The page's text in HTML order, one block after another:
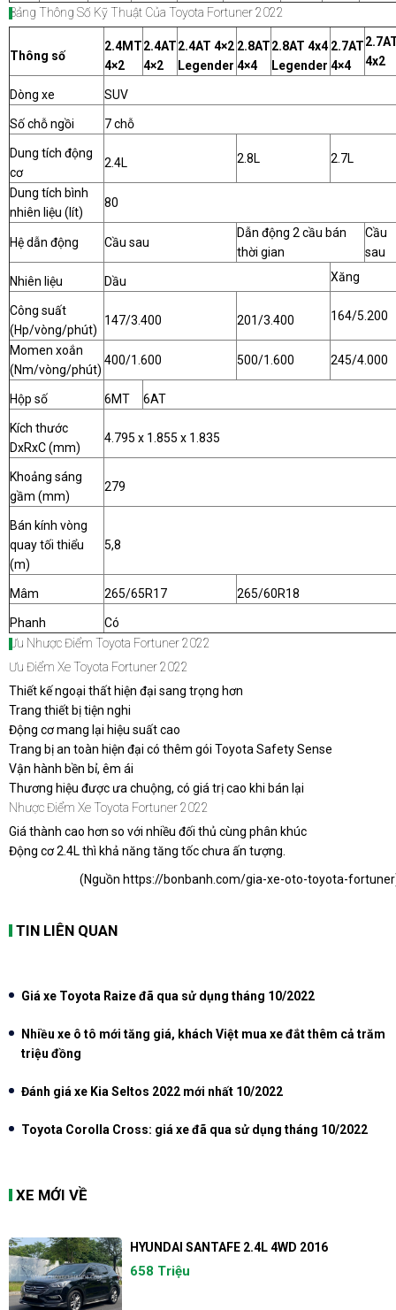
Bảng Thông Số Kỹ Thuật Của Toyota Fortuner 2022
Thông số
2.4MT
4×2
2.4AT
4×2
2.4AT 4×2
Legender
2.8AT
4×4
2.8AT 4x4
Legender
2.7AT
4×4
4x2
Dòng xe SUV
Số chỗ ngồi 7 chỗ
Dung tích động
cơ
2.4L 2.8L 2.7L
Dung tích bình
nhiên liệu (lít)
80
Hệ dẫn động Cầu sau
Dẫn động 2 cầu bán
thời gian
Cầu
sau
Nhiên liệu Dầu Xăng
Công suất
(Hp/vòng/phút)
147/3.400 201/3.400 164/5.200
Momen xoắn
(Nm/vòng/phút)
400/1.600 500/1.600 245/4.000
Hộp số 6MT 6AT
Kích thước
DxRxC (mm)
4.795 x 1.855 x 1.835
Khoảng sáng
gầm (mm)
279
Bán kính vòng
quay tối thiểu
(m)
5,8
Mâm 265/65R17 265/60R18
Phanh
Có
Ưu Nhược Điểm Toyota Fortuner 2022
Ưu Điểm Xe Toyota Fortuner 2022
Thiết kế ngoại thất hiện đại sang trọng hơn
Trang thiết bị tiện nghi
Động cơ mang lại hiệu suất cao
Trang bị an toàn hiện đại có thêm gói Toyota Safety Sense
Vận hành bền bỉ, êm ái
Thương hiệu được ưa chuộng, có giá trị cao khi bán lại
Nhược Điểm Xe Toyota Fortuner 2022
Giá thành cao hơn so với nhiều đối thủ cùng phân khúc
Động cơ 2.4L thì khả năng tăng tốc chưa ấn tượng.
(Nguồn https://bonbanh.com/gia-xe-oto-toyota-
TIN LIÊN QUAN
Giá xe Toyota Raize đã qua sử dụng tháng 10/2022
Nhiều xe ô tô mới tăng giá, khách Việt mua xe đắt thêm cả trăm
triệu đồng
Đánh giá xe Kia Seltos 2022 mới nhất 10/2022
Toyota Corolla Cross: giá xe đã qua sử dụng tháng 10/2022
XE MỚI VỀ
HYUNDAI SANTAFE 2.4L 4WD 2016
658 Triệu